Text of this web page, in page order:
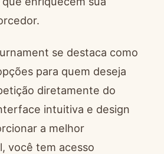
se destaca como
para quem deseja
diretamente do
intuitiva e design
a melhor
você tem acesso